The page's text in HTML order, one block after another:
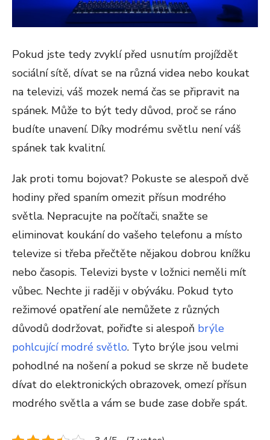
Pokud jste tedy zvyklí před usnutím projíždět
sociální sítě, dívat se na různá videa nebo koukat
na televizi, váš mozek nemá čas se připravit na
spánek. Může to být tedy důvod, proč se ráno
budíte unavení. Díky modrému světlu není váš
spánek tak kvalitní.
Jak proti tomu bojovat? Pokuste se alespoň dvě
hodiny před spaním omezit přísun modrého
světla. Nepracujte na počítači, snažte se
eliminovat koukání do vašeho telefonu a místo
televize si třeba přečtěte nějakou dobrou knížku
nebo časopis. Televizi byste v ložnici neměli mít
vůbec. Nechte ji raději v obýváku. Pokud tyto
režimové opatření ale nemůžete z různých
důvodů dodržovat, pořiďte si alespoň brýle
pohlcující modré světlo. Tyto brýle jsou velmi
pohodlné na nošení a pokud se skrze ně budete
dívat do elektronických obrazovek, omezí přísun
modrého světla a vám se bude zase dobře spát.